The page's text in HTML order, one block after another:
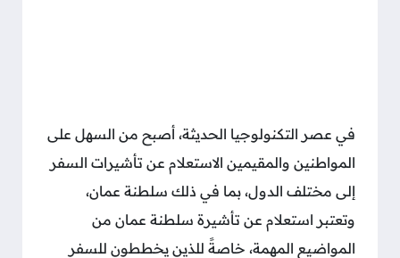
في عصر التكنولوجيا الحديثة، أصبح من السهل على
المواطنين والمقيمين الاستعلام عن تأشيرات السفر
إلى مختلف الدول، بما في ذلك سلطنة عمان،
وتعتبر استعلام عن تأشيرة سلطنة عمان من
المواضيع المهمة، خاصةً للذين يخططون للسفر